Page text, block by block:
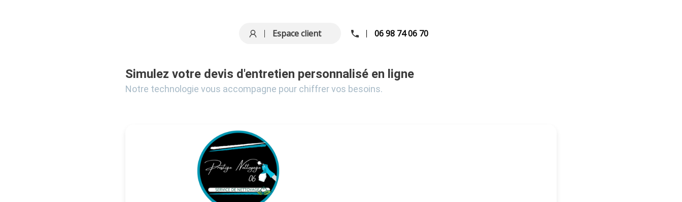
Espace client 06 98 74 06 70
Simulez votre devis d'entretien personnalisé en ligne
Notre technologie vous accompagne pour chiffrer vos besoins.